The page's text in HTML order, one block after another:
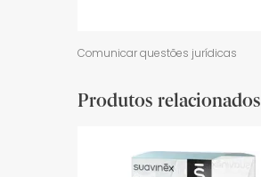
Comunicar questões jurídicas
Produtos relacionados